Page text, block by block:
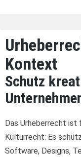
Kontext
Schutz
Das Urheberrecht ist
Kulturrecht: Es
Software, Designs,